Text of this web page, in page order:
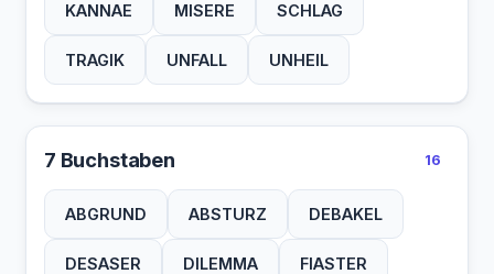
KANNAE MISERE SCHLAG
TRAGIK UNFALL UNHEIL
7 Buchstaben 16
ABGRUND ABSTURZ DEBAKEL
DESASER DILEMMA FIASTER